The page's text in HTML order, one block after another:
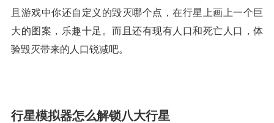
且游戏中你还自定义的毁灭哪个点，在行星上画上一个巨
大的图案，乐趣十足。而且还有现有人口和死亡人口，体
验毁灭带来的人口锐减吧。
行星模拟器怎么解锁八大行星